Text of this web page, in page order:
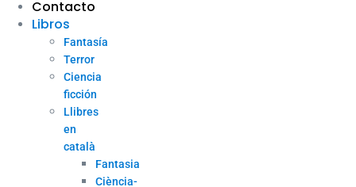
Contacto
Libros
Fantasía
Terror
Ciencia
ficción
Llibres
en
català
Fantasia
Ciència-